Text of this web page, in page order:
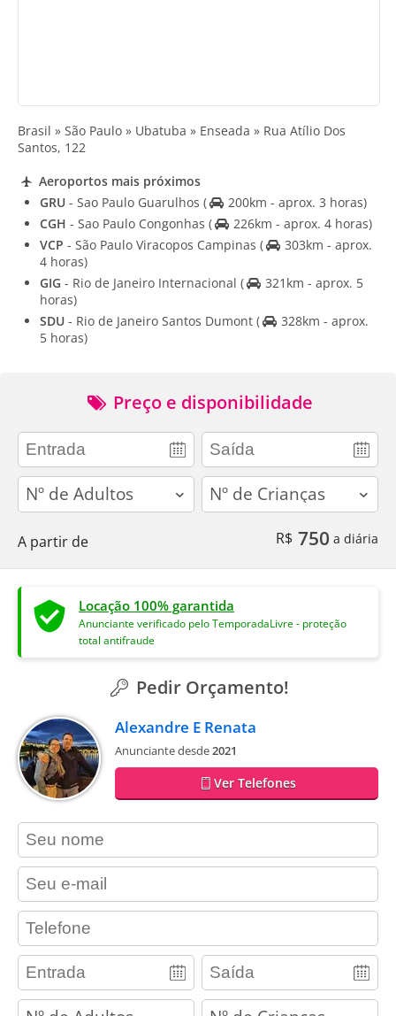
Brasil » São Paulo » Ubatuba » Enseada » Rua Atílio Dos
Santos, 122
Aeroportos mais próximos
GRU - Sao Paulo Guarulhos (
200km - aprox. 3 horas)
CGH - Sao Paulo Congonhas (
226km - aprox. 4 horas)
VCP - São Paulo Viracopos Campinas (
303km - aprox.
4 horas)
GIG - Rio de Janeiro Internacional (
321km - aprox. 5
horas)
SDU - Rio de Janeiro Santos Dumont (
328km - aprox.
5 horas)
Preço e disponibilidade
adults children
A partir de R$ 750 a diária
Locação 100% garantida
Anunciante verificado pelo TemporadaLivre - proteção
total antifraude
Pedir Orçamento!
Alexandre E Renata
Anunciante desde2021
Ver Telefones
contact_name
contact_email
contact_phone
adults children